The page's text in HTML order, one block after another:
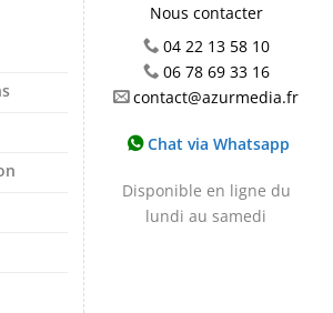
Nous contacter
04 22 13 58 10
06 78 69 33 16
contact@azurmedia.fr
Chat via Whatsapp
Disponible en ligne du
lundi au samedi